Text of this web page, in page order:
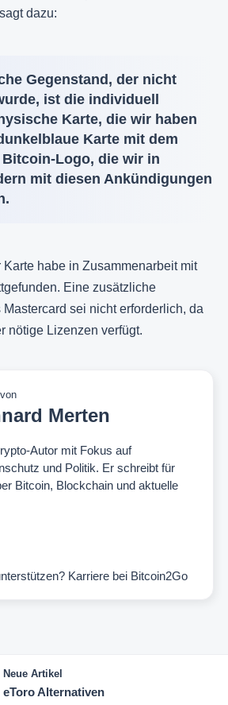
dazu:
Gegenstand, der nicht
ist die individuell
Karte, die wir haben
Karte mit dem
Logo, die wir in
mit diesen Ankündigungen
habe in Zusammenarbeit mit
Eine zusätzliche
sei nicht erforderlich, da
nötige Lizenzen verfügt.
Merten
Autor mit Fokus auf
und Politik. Er schreibt für
Bitcoin, Blockchain und aktuelle
Karriere bei Bitcoin2Go
Neue Artikel
eToro Alternativen